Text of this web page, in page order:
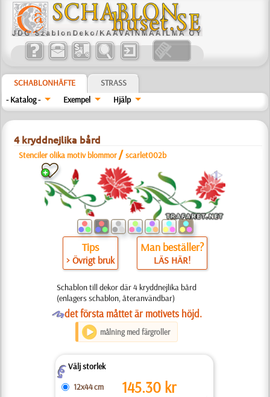
SCHABLONHÄFTE
STRASS
- Katalog -
Exempel Hjälp
4 kryddnejlika bård
Stenciler olika motiv blommor /scarlet002b
a
Tips
> Övrigt bruk
Man beställer?
LÄS HÄR!
Schablon till dekor där 4 kryddnejlika bård
(enlagers schablon, återanvändbar)
Odet första måttet är motivets höjd.
målning med färgroller
ZVälj storlek
12x44 cm
145.30 kr